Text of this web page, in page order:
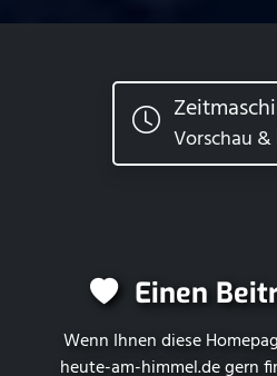
Vorschau &
Einen
Wenn Ihnen diese
heute-am-himmel.degern